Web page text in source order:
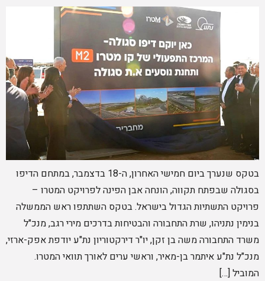
בטקס שנערך ביום חמישי האחרון, ה-18 בדצמבר, במתחם הדיפו
בסגולה שבפתח תקווה, הונחה אבן הפינה לפרויקט המטרו –
פרויקט התשתיות הגדול בישראל. בטקס השתתפו ראש הממשלה
בנימין נתניהו, שרת התחבורה והבטיחות בדרכים מירי רגב, מנכ"ל
משרד התחבורה משה בן זקן, יו"ר דירקטוריון נת"ע יודפת אפק-ארזי,
מנכ"ל נת"ע איתמר בן-מאיר, וראשי ערים לאורך תוואי המטרו.
המוביל […]